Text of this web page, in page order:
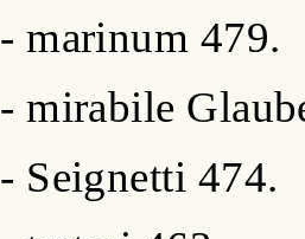
- marinum 479.
- mirabile
- Seignetti 474.